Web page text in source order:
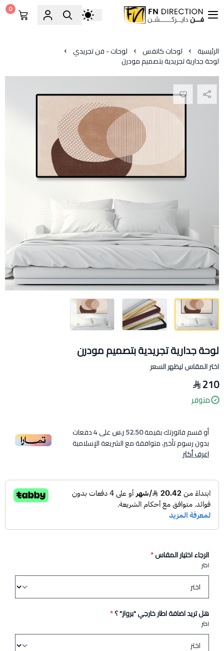
فن دايركشن
0
الرئيسية لوحات كانفس لوحات - فن تجريدي
لوحة جدارية تجريدية بتصميم مودرن
لوحة جدارية تجريدية بتصميم مودرن
اختر المقاس ليظهر السعر
210
متوفر
أو قسم فاتورتك بقيمة52.50 ر.س على4دفعات
بدون رسوم تأخير، متوافقة مع الشريعة الإسلامية
اعرف أكثر
الرجاء اختيار المقاس*
اختر
هل تريد اضافة اطار خارجي "برواز" ؟*
اختر